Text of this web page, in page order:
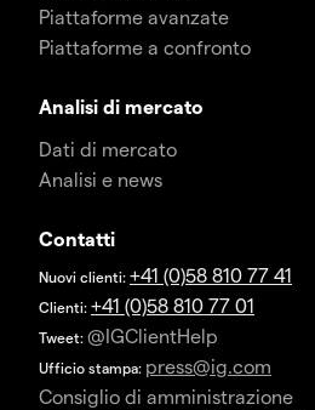
Piattaforme avanzate
Piattaforme a confronto
Analisi di mercato
Dati di mercato
Analisi e news
Contatti
Nuovi clienti: +41 (0)58 810 77 41
Clienti: +41 (0)58 810 77 01
Tweet: @IGClientHelp
Ufficio stampa: press@ig.com
Consiglio di amministrazione